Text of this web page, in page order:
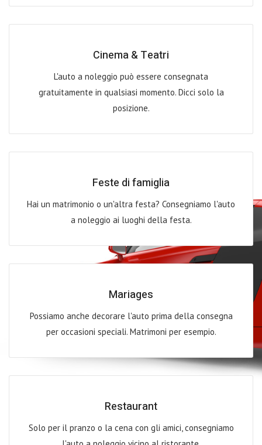
Cinema & Teatri
L'auto a noleggio può essere consegnata
gratuitamente in qualsiasi momento. Dicci solo la
posizione.
Feste di famiglia
Hai un matrimonio o un'altra festa? Consegniamo l'auto
a noleggio ai luoghi della festa.
Mariages
Possiamo anche decorare l'auto prima della consegna
per occasioni speciali. Matrimoni per esempio.
Restaurant
Solo per il pranzo o la cena con gli amici, consegniamo